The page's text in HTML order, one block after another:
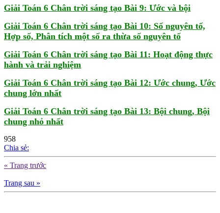
Giải Toán 6 Chân trời sáng tạo Bài 9: Ước và bội
Giải Toán 6 Chân trời sáng tạo Bài 10: Số nguyên tố,
Hợp số, Phân tích một số ra thừa số nguyên tố
Giải Toán 6 Chân trời sáng tạo Bài 11: Hoạt động thực
hành và trải nghiệm
Giải Toán 6 Chân trời sáng tạo Bài 12: Ước chung, Ước
chung lớn nhất
Giải Toán 6 Chân trời sáng tạo Bài 13: Bội chung, Bội
chung nhỏ nhất
958
Chia sẻ:
« Trang trước
Trang sau »